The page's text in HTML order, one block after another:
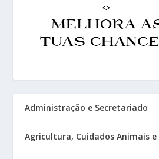
Administração e Secretariado
Agricultura, Cuidados Animais